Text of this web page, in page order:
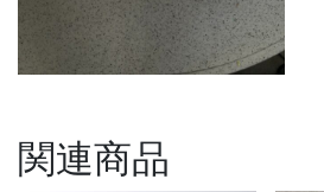
関連商品